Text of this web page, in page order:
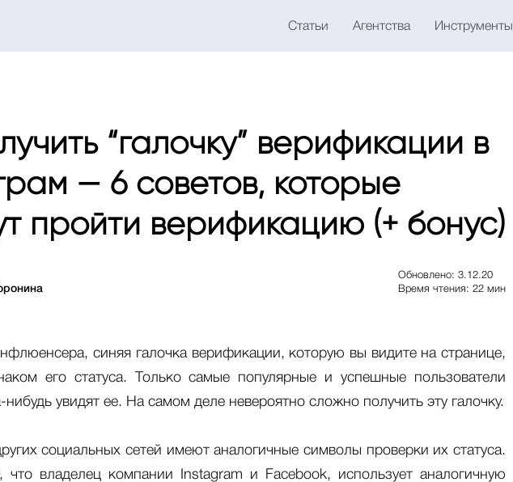
Статьи Агентства Инструменты
“галочку” верификации в
— 6 советов, которые
пройти верификацию (+ бонус)
Обновлено: 3.12.20
Время чтения: 22 мин
синяя галочка верификации, которую вы видите на странице,
его статуса. Только самые популярные и успешные пользователи
нибудь увидят ее. На самом деле невероятно сложно получить эту галочку.
социальных сетей имеют аналогичные символы проверки их статуса.
что владелец компании Instagram и Facebook, использует аналогичную